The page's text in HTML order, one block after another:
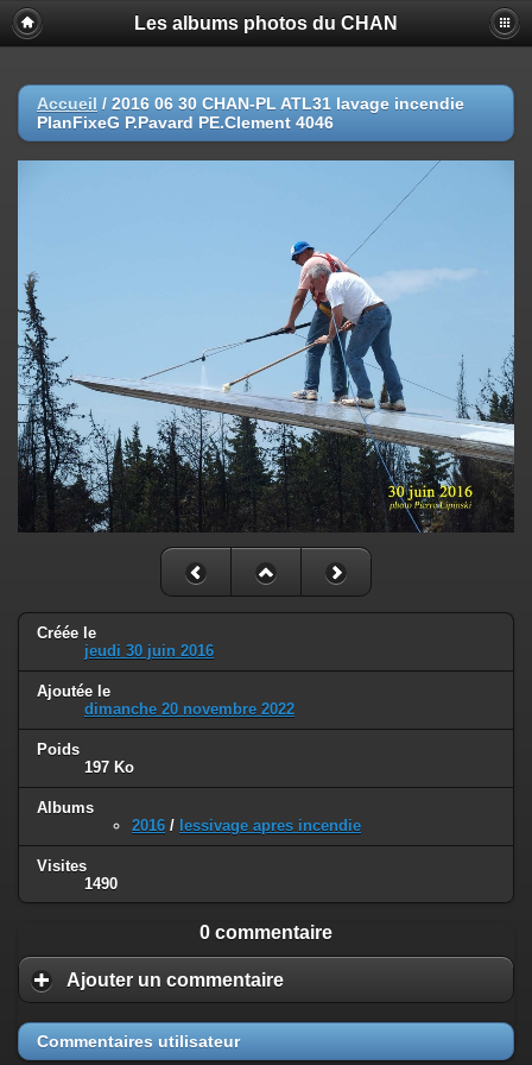
Les albums photos du CHAN
Accueil / 2016 06 30 CHAN-PL ATL31 lavage incendie
PlanFixeG P.Pavard PE.Clement 4046
Créée le
jeudi 30 juin 2016
Ajoutée le
dimanche 20 novembre 2022
Poids
197 Ko
Albums
2016 / lessivage apres incendie
Visites
1490
0 commentaire
Ajouter un commentaire
Commentaires utilisateur